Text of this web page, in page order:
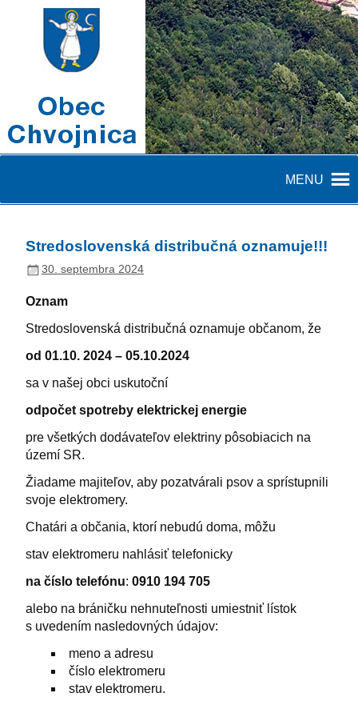
MENU
Stredoslovenská distribučná oznamuje!!!
30. septembra 2024
Oznam
Stredoslovenská distribučná oznamuje občanom, že
od 01.10. 2024 – 05.10.2024
sa v našej obci uskutoční
odpočet spotreby elektrickej energie
pre všetkých dodávateľov elektriny pôsobiacich na
území SR.
Žiadame majiteľov, aby pozatvárali psov a sprístupnili
svoje elektromery.
Chatári a občania, ktorí nebudú doma, môžu
stav elektromeru nahlásiť telefonicky
na číslo telefónu: 0910 194 705
alebo na bráničku nehnuteľnosti umiestniť lístok
s uvedením nasledovných údajov:
meno a adresu
číslo elektromeru
stav elektromeru.